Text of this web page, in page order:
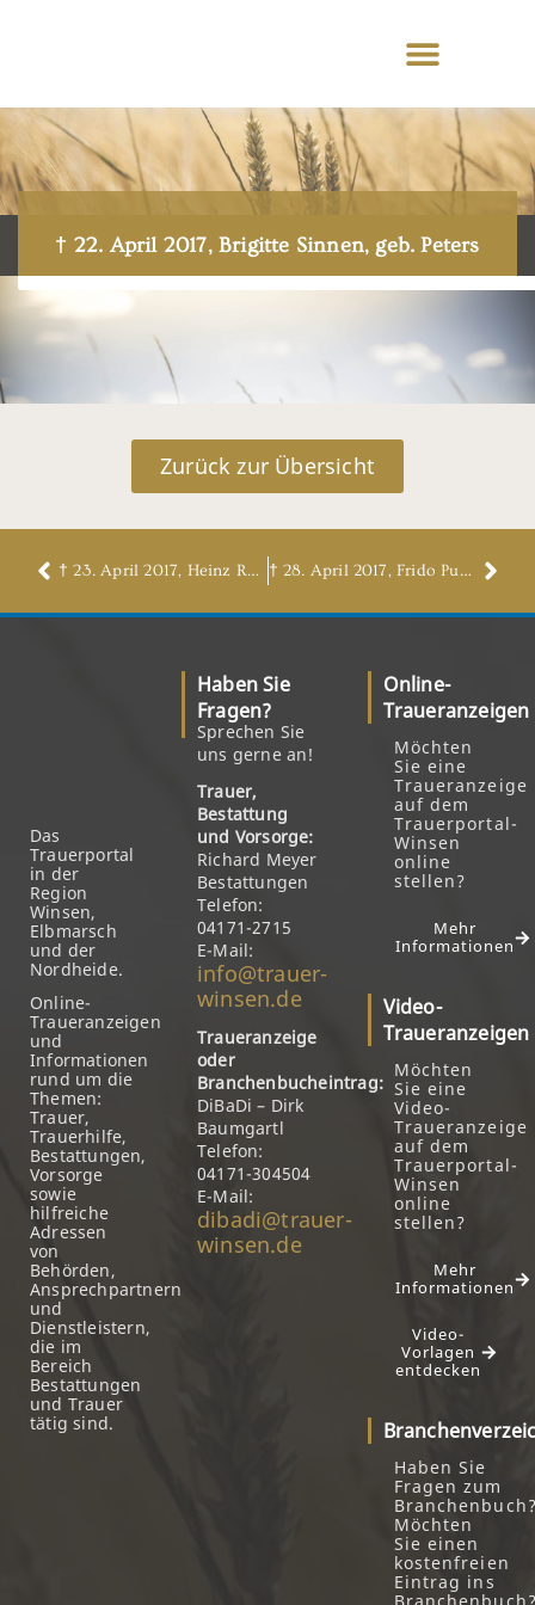
† 22. April 2017, Brigitte Sinnen, geb. Peters
Zurück zur Übersicht
† 23. April 2017, Heinz Rudolf † 28. April 2017, Frido Putensen
Das
Trauerportal
in der
Region
Winsen,
Elbmarsch
und der
Nordheide.
Online-
Traueranzeigen
und
Informationen
rund um die
Themen:
Trauer,
Trauerhilfe,
Bestattungen,
Vorsorge
sowie
hilfreiche
Adressen
von
Behörden,
Ansprechpartnern
und
Dienstleistern,
die im
Bereich
Bestattungen
und Trauer
tätig sind.
Haben Sie
Fragen?
Sprechen Sie
uns gerne an!
Trauer,
Bestattung
und Vorsorge:
Richard Meyer
Bestattungen
Telefon:
04171-2715
E-Mail:
info@trauer-
winsen.de
Traueranzeige
oder
Branchenbucheintrag:
DiBaDi – Dirk
Baumgartl
Telefon:
04171-304504
E-Mail:
dibadi@trauer-
winsen.de
Online-
Traueranzeigen
Möchten
Sie eine
Traueranzeige
auf dem
Trauerportal-
Winsen
online
stellen?
Mehr
Informationen
Video-
Traueranzeigen
Möchten
Sie eine
Video-
Traueranzeige
auf dem
Trauerportal-
Winsen
online
stellen?
Mehr
Informationen
Video-
Vorlagen
entdecken
Haben Sie
Fragen zum
Möchten
Sie einen
kostenfreien
Eintrag ins